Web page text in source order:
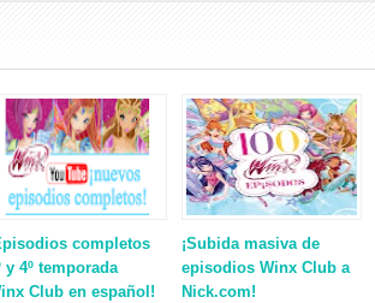
completos
y 4º temporada
Club en español!
¡Subida masiva de
episodios Winx Club a
Nick.com!